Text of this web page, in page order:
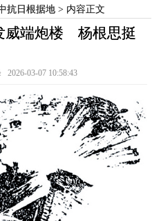
抗日根据地> 内容正文
威端炮楼 杨根思挺
03-07 10:58:43